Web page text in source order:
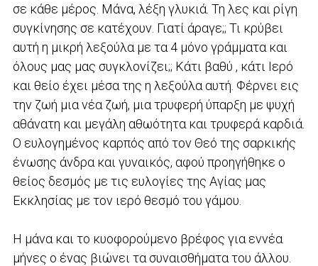
σε κάθε μέρος. Μάνα, λέξη γλυκιά. Τη λες και ρίγη
συγκίνησης σε κατέχουν. Γιατί άραγε;; Τι κρύβει
αυτή η μικρή λεξούλα με τα 4 μόνο γράμματα και
όλους μας μας συγκλονίζει;; Κάτι βαθύ , κάτι Ιερό
και θείο έχει μέσα της η λεξούλα αυτή. Φέρνει εις
την ζωή μια νέα ζωή, μια τρυφερή ύπαρξη με ψυχή
αθάνατη και μεγάλη αθωότητα και τρυφερά καρδιά.
O ευλογημένος καρπός από τον Θεό της σαρκικής
ένωσης άνδρα και γυναικός, αφού προηγήθηκε ο
θείος δεσμός με τις ευλογίες της Αγίας μας
Εκκλησίας με τον ιερό θεσμό του γάμου.
Η μάνα και το κυοφορούμενο βρέφος για εννέα
μήνες ο ένας βιώνει τα συναισθήματα του άλλου.